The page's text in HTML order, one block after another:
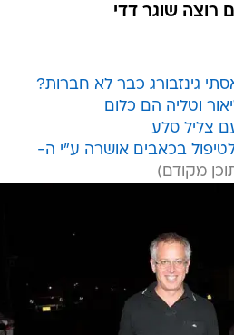
רוצה שוגר דדי
גינזבורג כבר לא חברות?
וטליה הם כלום
צליל סלע
לטיפול בכאבים אושרה ע"י ה-